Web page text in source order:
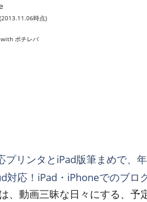
(2013.11.06時点)
ポチレバ
プリンタとiPad版筆まめで、
対応！iPad・iPhoneでのブロ
、動画三昧な日々にする、予